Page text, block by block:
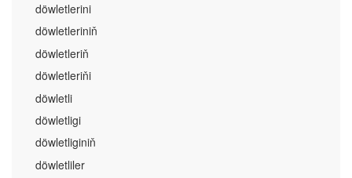
döwletlerini
döwletleriniň
döwletleriň
döwletleriňi
döwletli
döwletligi
döwletliginiň
döwletliler